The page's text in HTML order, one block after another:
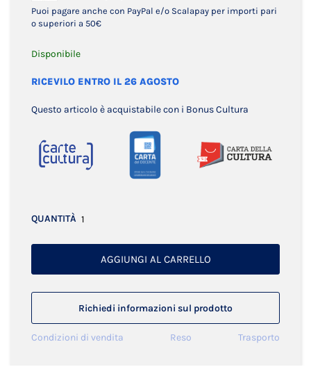
Puoi pagare anche con PayPal e/o Scalapay per importi pari
o superiori a 50€
Disponibile
RICEVILO ENTRO IL 26 AGOSTO
Questo articolo è acquistabile con i Bonus Cultura
QUANTITÀ
AGGIUNGI AL CARRELLO
Richiedi informazioni sul prodotto
Condizioni di vendita Reso Trasporto